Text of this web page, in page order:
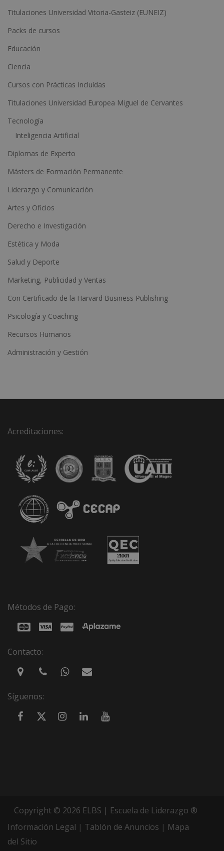
r
n
i
v
e
Titulaciones Universidad Vitoria-Gasteiz (EUNEIZ)
Packs de cursos
Educación
Ciencia
Cursos con Prácticas Incluídas
Titulaciones Universidad Europea Miguel de Cervantes
Tecnología
Inteligencia Artificial
Diplomas de Experto
Másters de Formación Permanente
Liderazgo y Comunicación
Artes y Oficios
Derecho e Investigación
Estética y Moda
Salud y Deporte
Marketing, Publicidad y Ventas
Con Certificado de la Harvard Business Publishing
Psicología y Coaching
Recursos Humanos
Administración y Gestión
Acreditaciones:
Métodos de Pago:
Contacto:
Síguenos:
Copyright © 2026 ELBS | Escuela de Liderazgo ®
Información Legal | Tablón de Anuncios | Mapa
del Sitio